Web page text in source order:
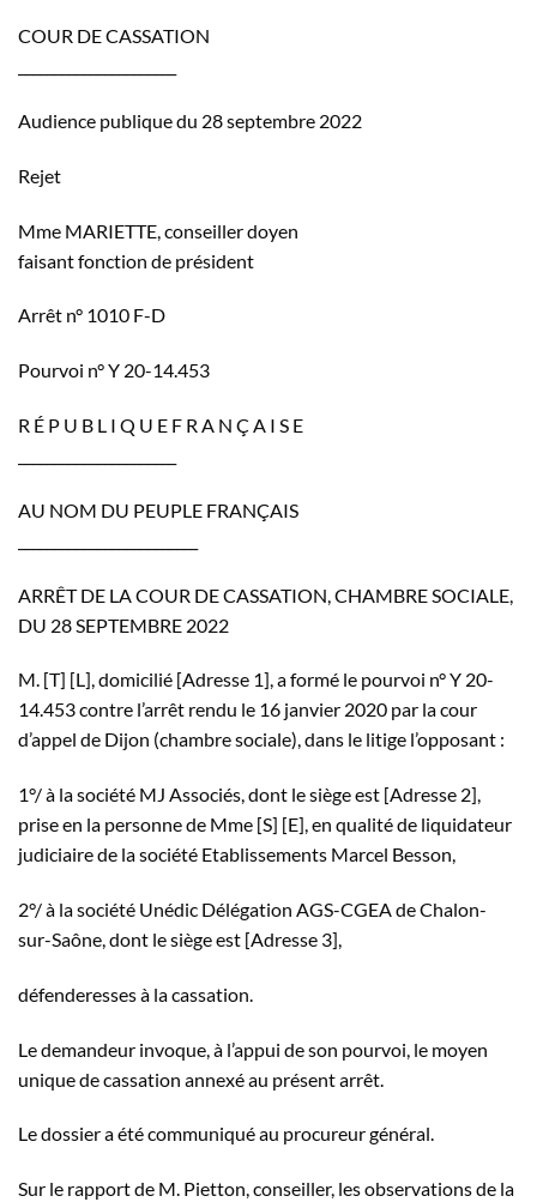
COUR DE CASSATION
Audience publique du 28 septembre 2022
Rejet
Mme MARIETTE, conseiller doyen
faisant fonction de président
Arrêt n° 1010 F-D
Pourvoi n° Y 20-14.453
R É P U B L I Q U E F R A N Ç A I S E
AU NOM DU PEUPLE FRANÇAIS
ARRÊT DE LA COUR DE CASSATION, CHAMBRE SOCIALE,
DU 28 SEPTEMBRE 2022
M. [T] [L], domicilié [Adresse 1], a formé le pourvoi n° Y 20-
14.453 contre l’arrêt rendu le 16 janvier 2020 par la cour
d’appel de Dijon (chambre sociale), dans le litige l’opposant :
1°/ à la société MJ Associés, dont le siège est [Adresse 2],
prise en la personne de Mme [S] [E], en qualité de liquidateur
judiciaire de la société Etablissements Marcel Besson,
2°/ à la société Unédic Délégation AGS-CGEA de Chalon-
sur-Saône, dont le siège est [Adresse 3],
défenderesses à la cassation.
Le demandeur invoque, à l’appui de son pourvoi, le moyen
unique de cassation annexé au présent arrêt.
Le dossier a été communiqué au procureur général.
Sur le rapport de M. Pietton, conseiller, les observations de la